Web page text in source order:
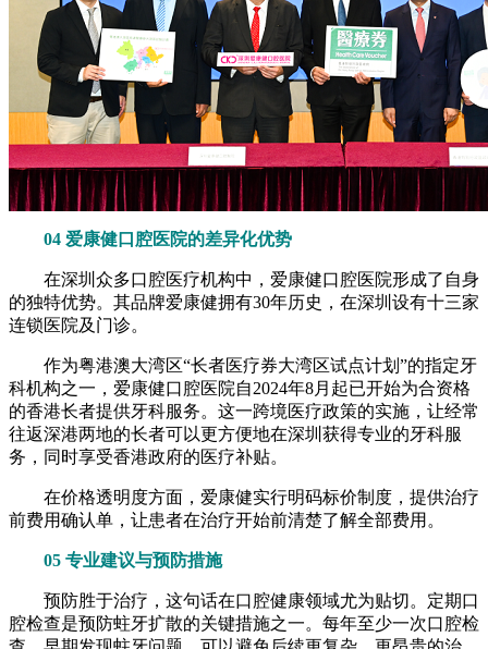
04 爱康健口腔医院的差异化优势
在深圳众多口腔医疗机构中，爱康健口腔医院形成了自身
的独特优势。其品牌爱康健拥有30年历史，在深圳设有十三家
连锁医院及门诊。
作为粤港澳大湾区“长者医疗券大湾区试点计划”的指定牙
科机构之一，爱康健口腔医院自2024年8月起已开始为合资格
的香港长者提供牙科服务。这一跨境医疗政策的实施，让经常
往返深港两地的长者可以更方便地在深圳获得专业的牙科服
务，同时享受香港政府的医疗补贴。
在价格透明度方面，爱康健实行明码标价制度，提供治疗
前费用确认单，让患者在治疗开始前清楚了解全部费用。
05 专业建议与预防措施
预防胜于治疗，这句话在口腔健康领域尤为贴切。定期口
腔检查是预防蛀牙扩散的关键措施之一。每年至少一次口腔检